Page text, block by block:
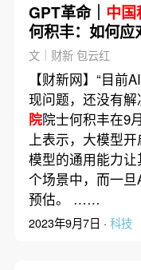
GPT革命｜ 中国
何积丰：如何应
代的安全问题？
文｜财新 包云红
【财新网】“目前
现问题，还没有解
院院士何积丰在9
上表示，大模型
模型的通用能力
个场景中，而一
预估。 ……
2023年9月7日 · 科技